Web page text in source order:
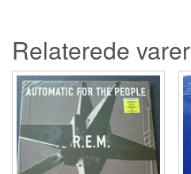
Relaterede varer